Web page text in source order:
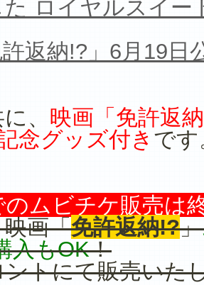
ロイヤルスイー
返納!?」6月19日
、 映画「免許返
念グッズ付き です
のムビチケ販売は
画「免許返納!?」
入もOK！
トにて販売いた